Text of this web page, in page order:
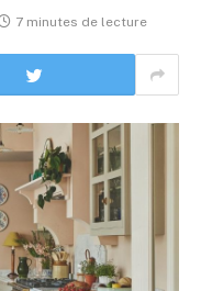
7 minutes de lecture